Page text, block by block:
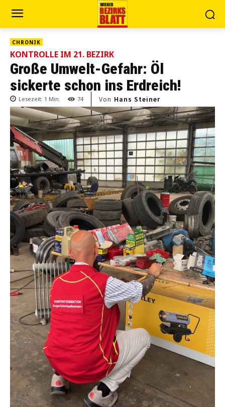
CHRONIK
KONTROLLE IM 21. BEZIRK
Große Umwelt-Gefahr: Öl
sickerte schon ins Erdreich!
Lesezeit: 1 Min. 74 Von Hans Steiner